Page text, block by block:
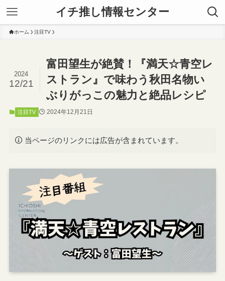
イチ推し情報センター
ホーム 注目TV
富田望生が絶賛！『満天☆青空レ
ストラン』で味わう秋田名物い
ぶりがっこの魅力と絶品レシピ
2024
12/21
注目TV 2024年12月21日
当ページのリンクには広告が含まれています。